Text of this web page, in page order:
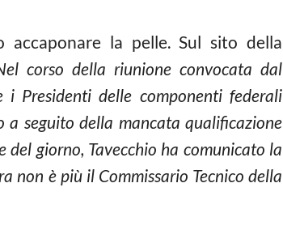
la pelle. Sul sito della
corso della riunione convocata dal
i Presidenti delle componenti federali
a seguito della mancata qualificazione
giorno, Tavecchio ha comunicato la
non è più il Commissario Tecnico della